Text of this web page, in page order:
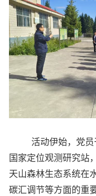
活动伊始，党员干
国家定位观测研究站
天山森林生态系统在
碳汇调节等方面的重